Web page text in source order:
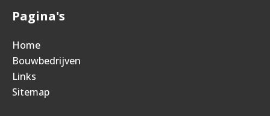
Pagina's
Home
Bouwbedrijven
Links
Sitemap